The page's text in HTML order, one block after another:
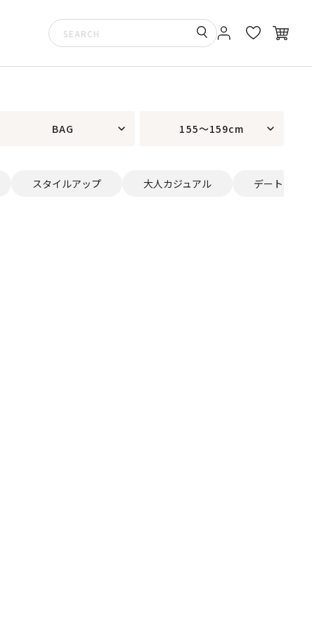
BAG 155～159cm
スタイルアップ 大人カジュアル デート